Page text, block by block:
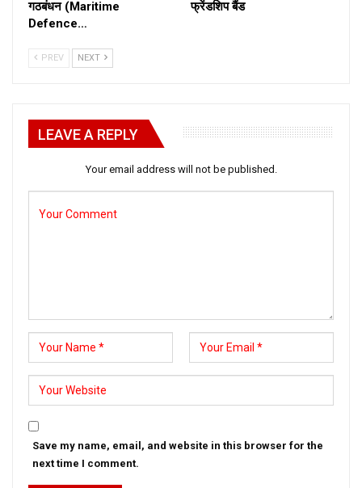
गठबंधन (Maritime
Defence…
फ्रेंडशिप बैंड
PREV NEXT
LEAVE A REPLY
Your email address will not be published.
Save my name, email, and website in this browser for the
next time I comment.